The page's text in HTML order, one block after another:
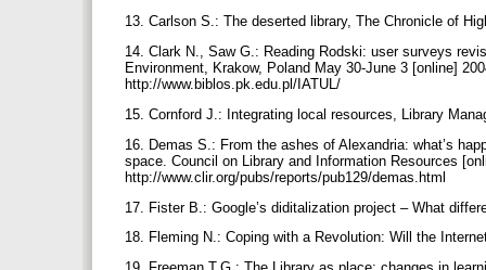
13. Carlson S.: The deserted library, The Chronicle of
14. Clark N., Saw G.: Reading Rodski: user surveys
Environment, Krakow, Poland May 30-June 3 [online]
http://www.biblos.pk.edu.pl/IATUL/
15. Cornford J.: Integrating local resources, Library
16. Demas S.: From the ashes of Alexandria: what’s
space. Council on Library and Information Resources
http://www.clir.org/pubs/reports/pub129/demas.html
17. Fister B.: Google’s diditalization project – What
18. Fleming N.: Coping with a Revolution: Will the